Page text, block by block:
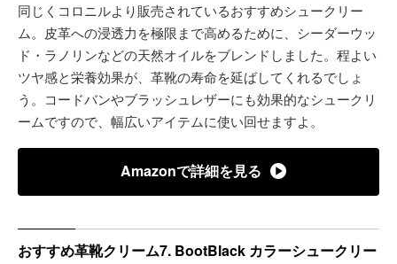
同じくコロニルより販売されているおすすめシュークリー
ム。皮革への浸透力を極限まで高めるために、シーダーウッ
ド・ラノリンなどの天然オイルをブレンドしました。程よい
ツヤ感と栄養効果が、革靴の寿命を延ばしてくれるでしょ
う。コードバンやブラッシュレザーにも効果的なシュークリ
ームですので、幅広いアイテムに使い回せますよ。
Amazonで詳細を見る
おすすめ革靴クリーム7. BootBlack カラーシュークリー